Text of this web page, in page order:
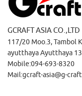
GCRAFT ASIA CO.,LTD
117/20 Moo.3, Tambol
ayutthaya Ayutthaya
Mobile:094-693-8320
Mail:gcraft-asia@g-